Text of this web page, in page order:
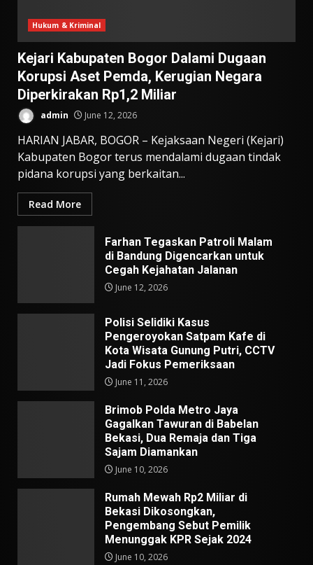
Hukum & Kriminal
Kejari Kabupaten Bogor Dalami Dugaan
Korupsi Aset Pemda, Kerugian Negara
Diperkirakan Rp1,2 Miliar
admin June 12, 2026
HARIAN JABAR, BOGOR – Kejaksaan Negeri (Kejari)
Kabupaten Bogor terus mendalami dugaan tindak
pidana korupsi yang berkaitan...
Read More
Farhan Tegaskan Patroli Malam
di Bandung Digencarkan untuk
Cegah Kejahatan Jalanan
June 12, 2026
Polisi Selidiki Kasus
Pengeroyokan Satpam Kafe di
Kota Wisata Gunung Putri, CCTV
Jadi Fokus Pemeriksaan
June 11, 2026
Brimob Polda Metro Jaya
Gagalkan Tawuran di Babelan
Bekasi, Dua Remaja dan Tiga
Sajam Diamankan
June 10, 2026
Rumah Mewah Rp2 Miliar di
Bekasi Dikosongkan,
Pengembang Sebut Pemilik
Menunggak KPR Sejak 2024
June 10, 2026